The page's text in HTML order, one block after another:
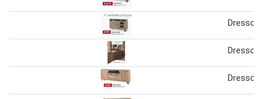
Dressoir
Dressoir
Dressoir